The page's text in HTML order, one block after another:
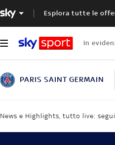
Esplora tutte le
In
PARIS SAINT GERMAIN
News e Highlights, tutto live: